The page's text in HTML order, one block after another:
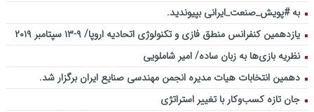
به #پویش_صنعت_ایرانی بپیوندید.
یازدهمین کنفرانس منطق فازی و تکنولوژی اتحادیه اروپا/ ۹-۱۳ سپتامبر ۲۰۱۹
نظریه بازی‌ها به زبان ساده/ امیر شاملویی
دهمین انتخابات هیات مدیره انجمن مهندسی صنایع ایران برگزار شد.
جان تازه کسب‌وکار با تغییر استراتژی